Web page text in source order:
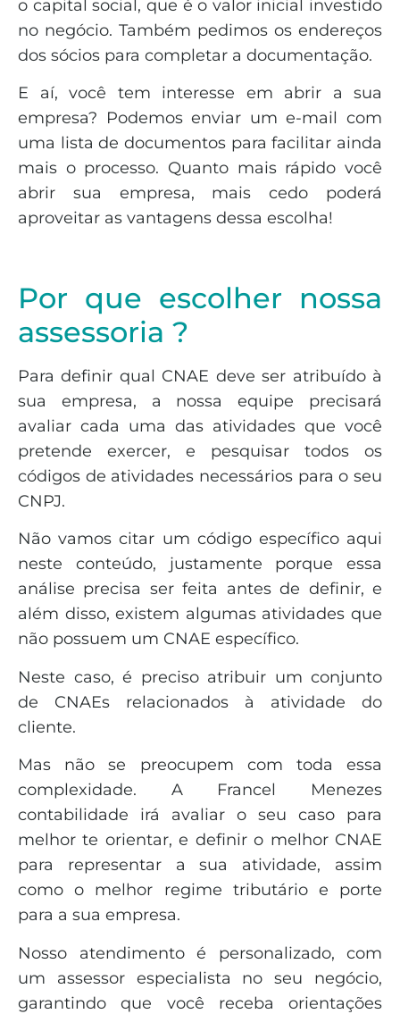
o capital social, que é o valor inicial investido
no negócio. Também pedimos os endereços
dos sócios para completar a documentação.
E aí, você tem interesse em abrir a sua
empresa? Podemos enviar um e-mail com
uma lista de documentos para facilitar ainda
mais o processo. Quanto mais rápido você
abrir sua empresa, mais cedo poderá
aproveitar as vantagens dessa escolha!
Por que escolher nossa
assessoria ?
Para definir qual CNAE deve ser atribuído à
sua empresa, a nossa equipe precisará
avaliar cada uma das atividades que você
pretende exercer, e pesquisar todos os
códigos de atividades necessários para o seu
CNPJ.
Não vamos citar um código específico aqui
neste conteúdo, justamente porque essa
análise precisa ser feita antes de definir, e
além disso, existem algumas atividades que
não possuem um CNAE específico.
Neste caso, é preciso atribuir um conjunto
de CNAEs relacionados à atividade do
cliente.
Mas não se preocupem com toda essa
complexidade. A Francel Menezes
contabilidade irá avaliar o seu caso para
melhor te orientar, e definir o melhor CNAE
para representar a sua atividade, assim
como o melhor regime tributário e porte
para a sua empresa.
Nosso atendimento é personalizado, com
um assessor especialista no seu negócio,
garantindo que você receba orientações